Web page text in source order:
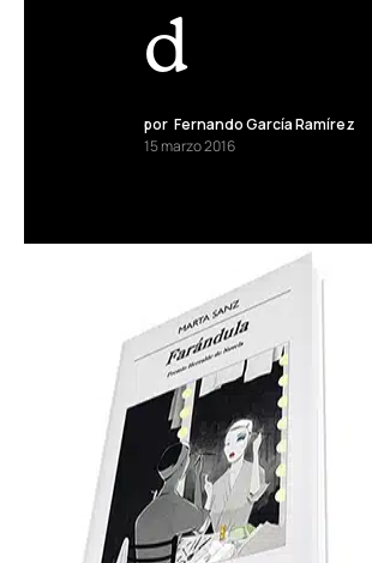
d
por Fernando García Ramírez
15 marzo 2016